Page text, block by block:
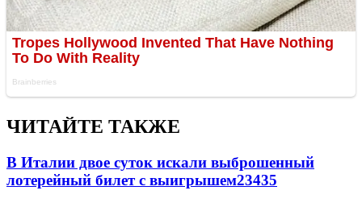
ЧИТАЙТЕ ТАКЖЕ
В Италии двое суток искали выброшенный
лотерейный билет с выигрышем23435